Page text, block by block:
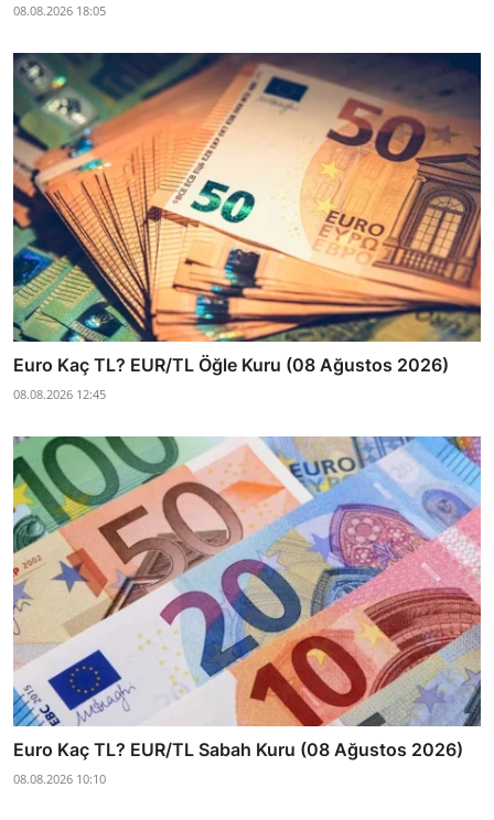
08.08.2026 18:05
Euro Kaç TL? EUR/TL Öğle Kuru (08 Ağustos 2026)
08.08.2026 12:45
Euro Kaç TL? EUR/TL Sabah Kuru (08 Ağustos 2026)
08.08.2026 10:10